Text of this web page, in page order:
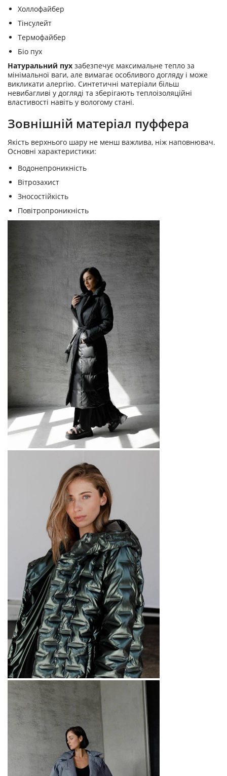
Холлофайбер
Тінсулейт
Термофайбер
Біо пух
Натуральний пух забезпечує максимальне тепло за
мінімальної ваги, але вимагає особливого догляду і може
викликати алергію. Синтетичні матеріали більш
невибагливі у догляді та зберігають теплоізоляційні
властивості навіть у вологому стані.
Зовнішній матеріал пуффера
Якість верхнього шару не менш важлива, ніж наповнювач.
Основні характеристики:
Водонепроникність
Вітрозахист
Зносостійкість
Повітропроникність